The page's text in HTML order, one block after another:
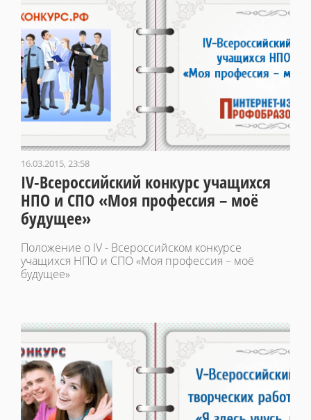
16.03.2015, 23:58
IV-Всероссийский конкурс учащихся
НПО и СПО «Моя профессия – моё
будущее»
Положение о IV - Всероссийском конкурсе
учащихся НПО и СПО «Моя профессия – моё
будущее»